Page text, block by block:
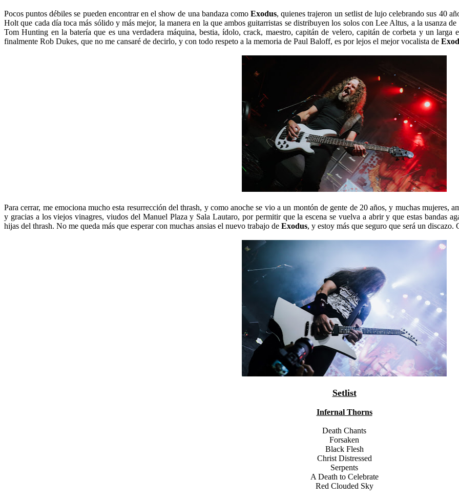
Pocos puntos débiles se pueden encontrar en el show de una bandaza comoExodus, quienes trajeron un setlist de lujo celebrando sus 40
Holt que cada día toca más sólido y más mejor, la manera en la que ambos guitarristas se distribuyen los solos con Lee Altus, a la usanza
Tom Hunting en la batería que es una verdadera máquina, bestia, ídolo, crack, maestro, capitán de velero, capitán de corbeta y un
finalmente Rob Dukes, que no me cansaré de decirlo, y con todo respeto a la memoria de Paul Baloff, es por lejos el mejor vocalista de
Para cerrar, me emociona mucho esta resurrección del thrash, y como anoche se vio a un montón de gente de 20 años, y muchas mujeres,
y gracias a los viejos vinagres, viudos del Manuel Plaza y Sala Lautaro, por permitir que la escena se vuelva a abrir y que estas bandas
hijas del thrash. No me queda más que esperar con muchas ansias el nuevo trabajo de Exodus, y estoy más que seguro que será un
Setlist
Infernal Thorns
Death Chants
Forsaken
Black Flesh
Christ Distressed
Serpents
A Death to Celebrate
Red Clouded Sky